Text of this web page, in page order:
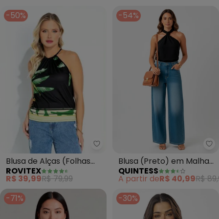
-50%
Rovitex - Blusa de Alças
Blusa de Alças (Folhas
Verde) Rovitex
ROVITEX
R$ 39,99R$ 79,99
-54%
Blusa (Preto) em Malha
Crepe
QUINTESS
A partir deR$ 40,99R$
-71%
-30%